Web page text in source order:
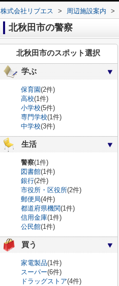
株式会社リブエス > 周辺施設案内 >
北秋田市の警察
北秋田市のスポット選択
学ぶ
保育園(2件)
高校(1件)
小学校(5件)
専門学校(1件)
中学校(3件)
生活
警察(1件)
図書館(1件)
銀行(2件)
市役所・区役所(2件)
郵便局(4件)
都道府県機関(1件)
信用金庫(1件)
公民館(1件)
買う
家電製品(1件)
スーパー(6件)
ドラッグストア(4件)